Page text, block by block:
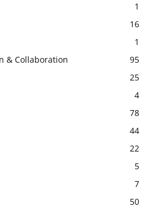
1
16
1
& Collaboration
95
25
4
78
44
22
5
7
50